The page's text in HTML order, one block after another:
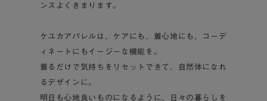
ンスよくきまります。
ケユカアパレルは、ケアにも、着心地にも、コーデ
ィネートにもイージーな機能を。
着るだけで気持ちをリセットできて、自然体になれ
るデザインに。
明日も心地良いものになるように、日々の暮らしを